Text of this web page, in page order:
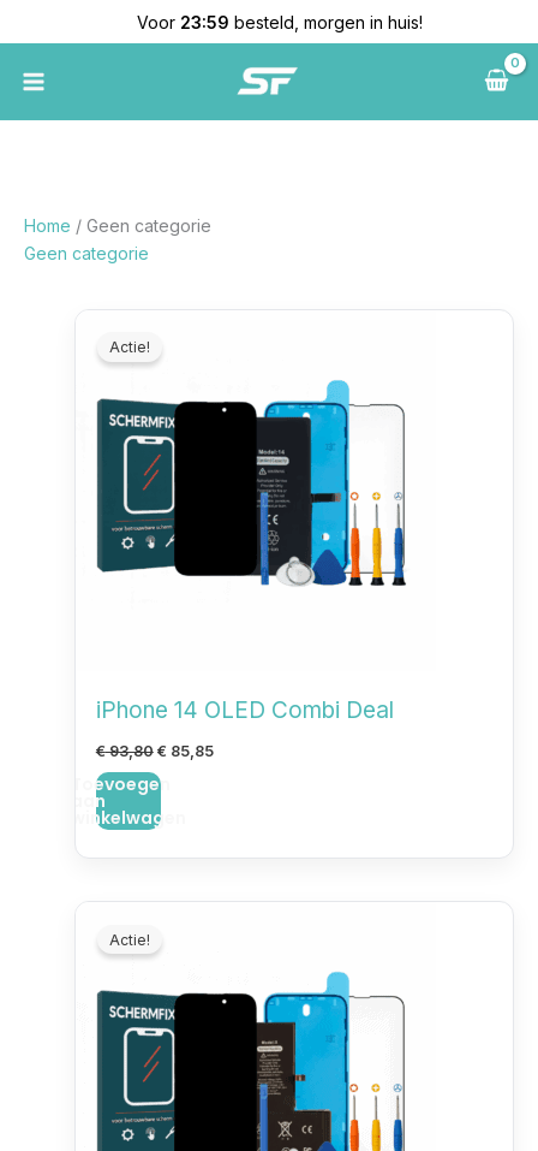
naar
inhoud
Voor 23:59 besteld, morgen in huis!
Home / Geen categorie
Geen categorie
Actie!
iPhone 14 OLED Combi Deal
€93,80
was:
€ 85,85
Toevoegen
aan
winkelwagen
Actie!
was: